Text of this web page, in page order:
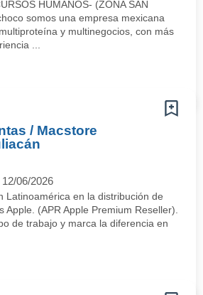
HUMANOS- (ZONA SAN
somos una empresa mexicana
y multinegocios, con más
...
/ Macstore
12/06/2026
Latinoamérica en la distribución de
Apple. (APR Apple Premium Reseller).
de trabajo y marca la diferencia en